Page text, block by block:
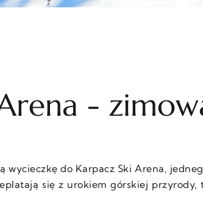
-
wycieczkę do Karpacz Ski Arena,
się z urokiem górskiej